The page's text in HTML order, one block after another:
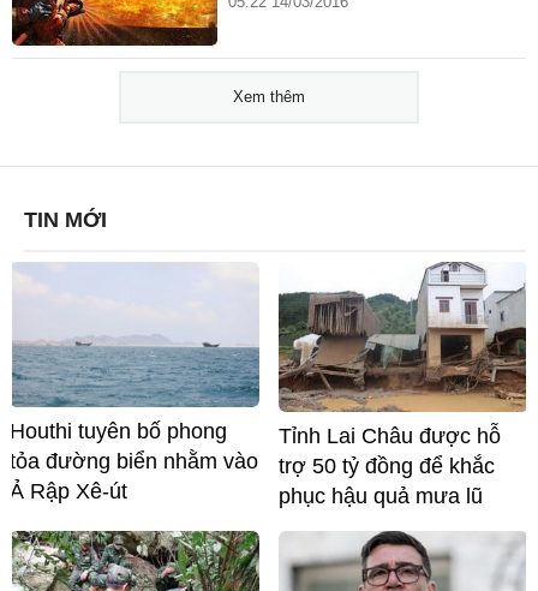
Xem thêm
TIN MỚI
Houthi tuyên bố phong
tỏa đường biển nhằm vào
Ả Rập Xê-út
Tỉnh Lai Châu được hỗ
trợ 50 tỷ đồng để khắc
phục hậu quả mưa lũ